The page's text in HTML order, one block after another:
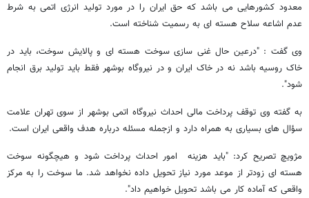
معدود کشورهایی می باشد که حق ایران را در مورد تولید انرژی اتمی به شرط
عدم اشاعه سلاح هسته ای به رسمیت شناخته است.
وی گفت : "درعین حال غنی سازی سوخت هسته ای و پالایش سوخت، باید در
خاک روسیه باشد نه در خاک ایران و در نیروگاه بوشهر فقط باید تولید برق انجام
شود".
به گفته وی توقف پرداخت مالی احداث نیروگاه اتمی بوشهر از سوی تهران علامت
سؤال های بسیاری به همراه دارد و ازجمله مسئله درباره هدف واقعی ایران است.
مژویچ تصریح کرد: "باید هزینه امور احداث پرداخت شود و هیچگونه سوخت
هسته ای زودتر از موعد مورد نیاز تحویل داده نخواهد شد. ما سوخت را به مرکز
واقعی که آماده کار می باشد تحویل خواهیم داد".